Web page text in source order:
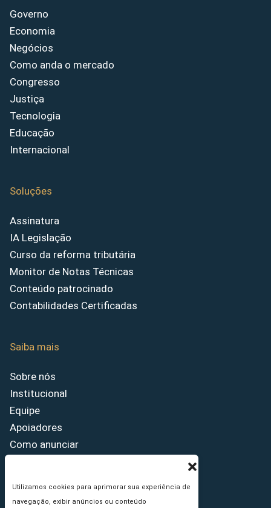
Utilizamos cookies para aprimorar sua experiência de
navegação, exibir anúncios ou conteúdo
Governo
Economia
Negócios
Como anda o mercado
Congresso
Justiça
Tecnologia
Educação
Internacional
Soluções
Assinatura
IA Legislação
Curso da reforma tributária
Monitor de Notas Técnicas
Conteúdo patrocinado
Contabilidades Certificadas
Saiba mais
Sobre nós
Institucional
Equipe
Apoiadores
Como anunciar